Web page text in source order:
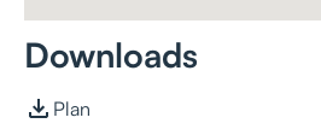
Downloads
Plan